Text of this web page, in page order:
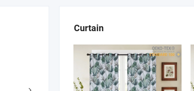
Curtain